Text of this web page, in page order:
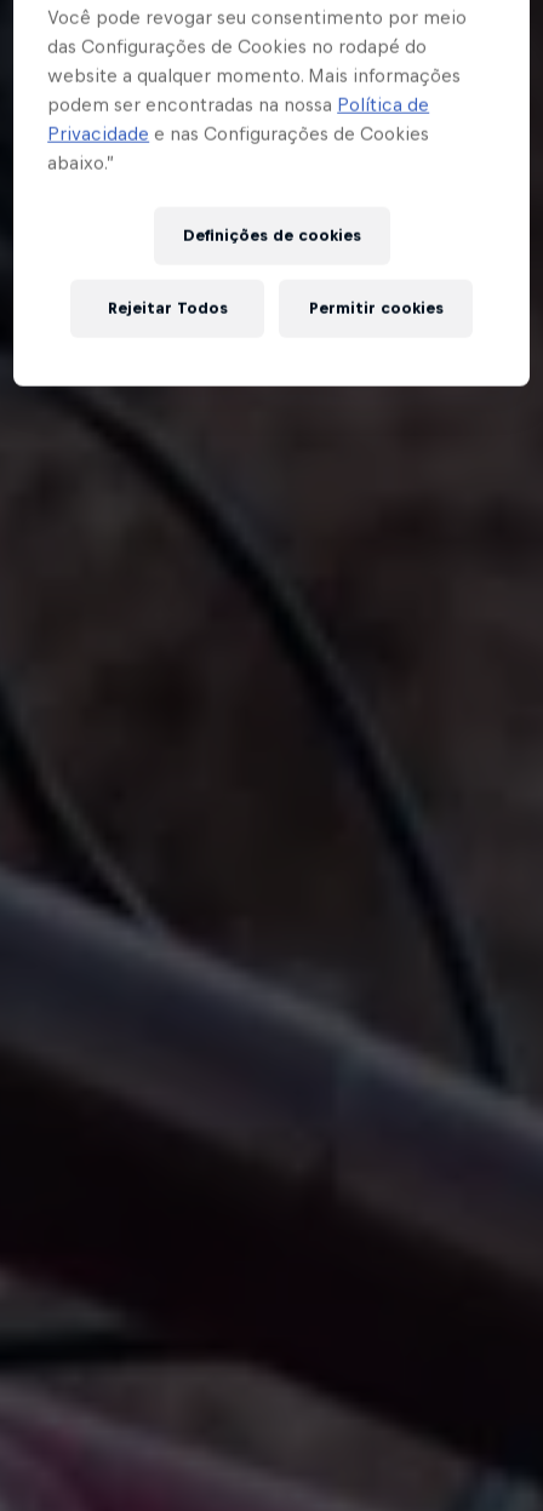
Você pode revogar seu consentimento por meio
das Configurações de Cookies no rodapé do
website a qualquer momento. Mais informações
podem ser encontradas na nossa Política de
Privacidade e nas Configurações de Cookies
abaixo.”
Definições de cookies
Rejeitar Todos Permitir cookies